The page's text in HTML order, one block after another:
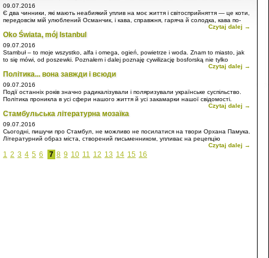
09.07.2016
Є два чинники, які мають неабиякий уплив на моє життя і світосприйняття — це коти,
передовсім мій улюблений Османчик, і кава, справжня, гаряча й солодка, кава по-
турецьки. Зазвичай мій ранок починається з муркання смугастої істоти і горнятка
коричневої запашної суміші.
Czytaj dalej →
Oko Świata, mój Istanbul
09.07.2016
Stambuł – to moje wszystko, alfa i omega, ogień, powietrze i woda. Znam to miasto, jak
to się mówi, od poszewki. Poznałem i dalej poznaję cywilizację bosforską nie tylko
oczami, a może przede wszystkim, sercem i rozumem. Oto kilka moich publikacji, które
umieściłem na Facebooku.
Czytaj dalej →
Політика... вона завжди і всюди
09.07.2016
Події останніх років значно радикалізували і поляризували українське суспільство.
Політика проникла в усі сфери нашого життя й усі закамарки нашої свідомості.
Звичайно, це відбилося й на моїх постах на Фесбуку. Читайте, думайте,
сперечайтеся.
Czytaj dalej →
Стамбульська літературна мозаїка
09.07.2016
Сьогодні, пишучи про Стамбул, не можливо не посилатися на твори Орхана Памука.
Літературний образ міста, створений письменником, упливає на рецепцію
Стамбула. Не тільки на мою рецепцію, а й усіх сучасників, які читали прозу Памука.
Czytaj dalej →
1 2 3 4 5 6 7 8 9 10 11 12 13 14 15 16